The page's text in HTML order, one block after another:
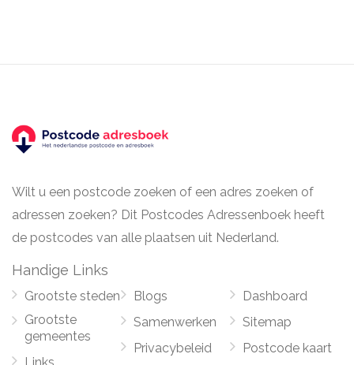
Wilt u een postcode zoeken of een adres zoeken of
adressen zoeken? Dit Postcodes Adressenboek heeft
de postcodes van alle plaatsen uit Nederland.
Handige Links
Grootste steden
Grootste
gemeentes
Blogs
Samenwerken
Privacybeleid
Dashboard
Sitemap
Postcode kaart